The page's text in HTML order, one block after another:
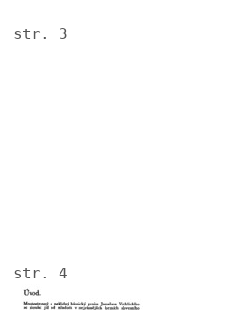
str. 3
str. 4
Image